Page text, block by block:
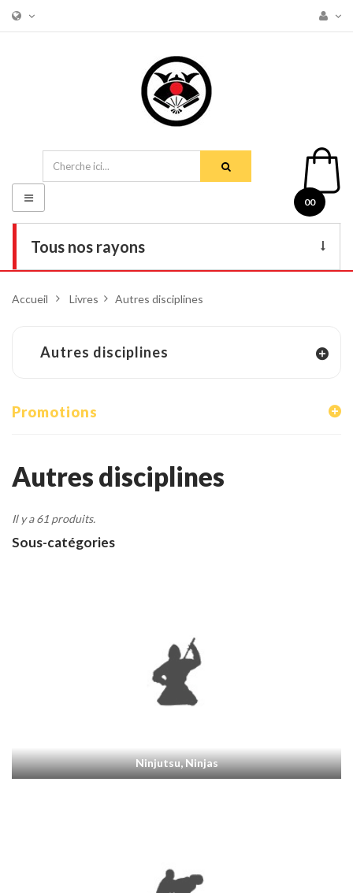
00
Tous nos rayons
Chaussures
Cible de frappe
Condition physique
Accessoires
Tatamis
Basculer
la
navigation
Accueil > Livres > Autres disciplines
Autres disciplines
Promotions
Autres disciplines
Il y a 61 produits.
Sous-catégories
Ninjutsu, Ninjas